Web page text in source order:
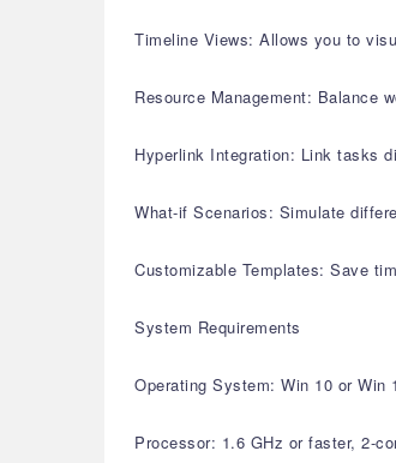
Timeline Views: Allows you to
Resource Management: Balance
Hyperlink Integration: Link tasks
What-if Scenarios: Simulate
Customizable Templates: Save
System Requirements
Operating System: Win 10 or Win
Processor: 1.6 GHz or faster, 2-